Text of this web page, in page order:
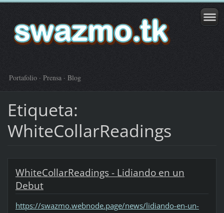
Portafolio · Prensa · Blog
Etiqueta:
WhiteCollarReadings
WhiteCollarReadings - Lidiando en un
Debut
https://swazmo.webnode.page/news/lidiando-en-un-